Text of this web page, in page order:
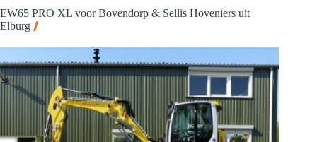
EW65 PRO XL voor Bovendorp & Sellis Hoveniers uit
Elburg